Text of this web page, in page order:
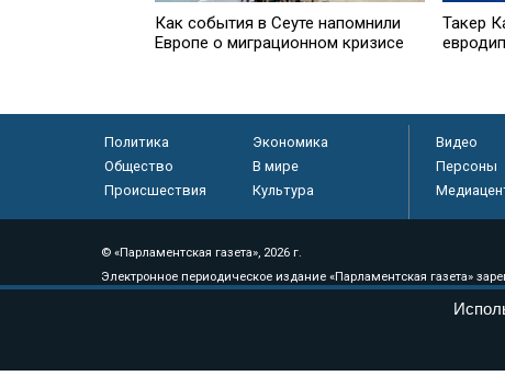
Как события в Сеуте напомнили
Европе о миграционном кризисе
Такер
Политика
Экономика
Общество
В мире
Происшествия
Культура
Видео
Персоны
© «Парламентская газета», 2026 г.
Электронное периодическое издание «Парламентская газета»
Федеральной службе по надзору в сфере связи, информационных